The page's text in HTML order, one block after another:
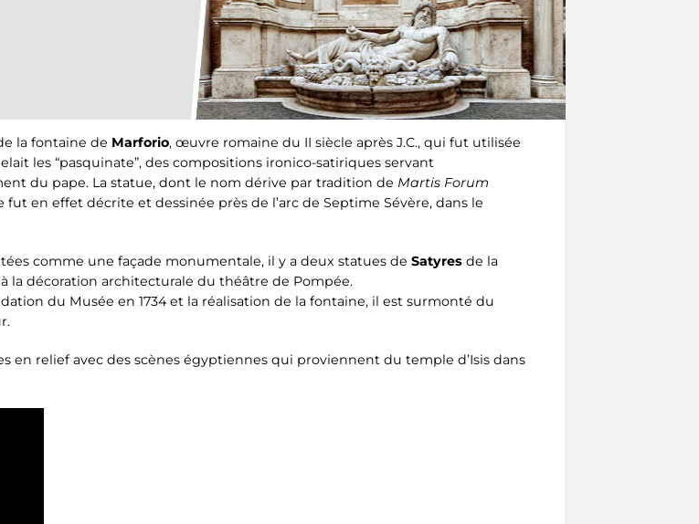
la fontaine de Marforio, œuvre romaine du II siècle après J.C., qui fut utilisée
les “pasquinate”, des compositions ironico-satiriques servant
du pape. La statue, dont le nom dérive par tradition de Martis Forum
en effet décrite et dessinée près de l’arc de Septime Sévère, dans le
comme une façade monumentale, il y a deux statues de Satyres de la
la décoration architecturale du théâtre de Pompée.
du Musée en 1734 et la réalisation de la fontaine, il est surmonté du
en relief avec des scènes égyptiennes qui proviennent du temple d’Isis dans